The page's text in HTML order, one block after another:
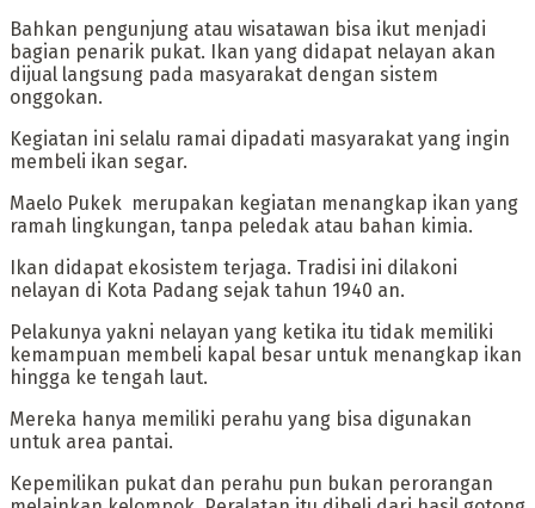
Bahkan pengunjung atau wisatawan bisa ikut menjadi
bagian penarik pukat. Ikan yang didapat nelayan akan
dijual langsung pada masyarakat dengan sistem
onggokan.
Kegiatan ini selalu ramai dipadati masyarakat yang ingin
membeli ikan segar.
‎Maelo Pukek merupakan kegiatan menangkap ikan yang
ramah lingkungan, tanpa peledak atau bahan kimia.
Ikan didapat ekosistem terjaga. Tradisi ini dilakoni
nelayan di Kota Padang sejak tahun 1940 an.
Pelakunya yakni nelayan yang ketika itu tidak memiliki
kemampuan membeli kapal besar untuk menangkap ikan
hingga ke tengah laut.
Mereka hanya memiliki perahu yang bisa digunakan
untuk area pantai.
‎Kepemilikan pukat dan perahu pun bukan perorangan